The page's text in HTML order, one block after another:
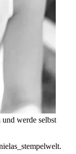
werde selbst